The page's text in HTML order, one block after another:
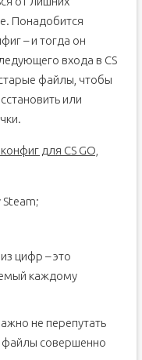
Понадобится
– и тогда он
входа в CS
файлы, чтобы
или
для CS GO,
цифр – это
каждому
не перепутать
файлы совершенно